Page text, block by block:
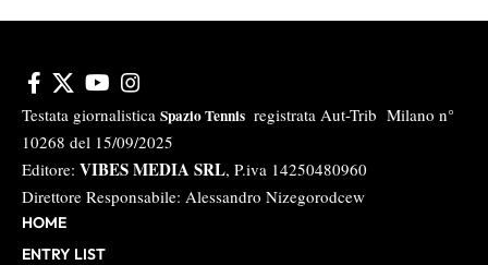
Testata giornalistica Spazio Tennis registrata Aut-Trib Milano n°
10268 del 15/09/2025
Editore: VIBES MEDIA SRL, P.iva 14250480960
Direttore Responsabile: Alessandro Nizegorodcew
HOME
ENTRY LIST